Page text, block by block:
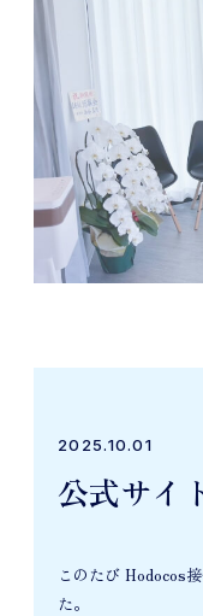
2025.10.01
公式サイ
このたび Hodocos
た。